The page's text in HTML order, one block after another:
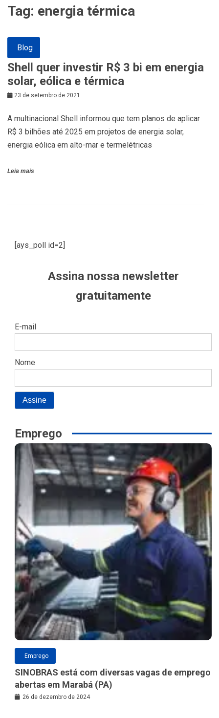
Tag: energia térmica
Blog
Shell quer investir R$ 3 bi em energia
solar, eólica e térmica
23 de setembro de 2021
A multinacional Shell informou que tem planos de aplicar
R$ 3 bilhões até 2025 em projetos de energia solar,
energia eólica em alto-mar e termelétricas
Leia mais
[ays_poll id=2]
Assina nossa newsletter
gratuitamente
E-mail
Nome
Emprego
Emprego
SINOBRAS está com diversas vagas de emprego
abertas em Marabá (PA)
26 de dezembro de 2024